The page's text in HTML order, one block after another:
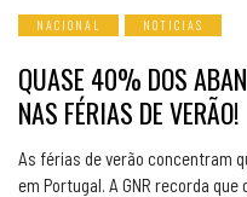
NACIONAL NOTICIAS
QUASE 40% DOS
NAS FÉRIAS DE VERÃO!
As férias de verão concentram
em Portugal. A GNR recorda